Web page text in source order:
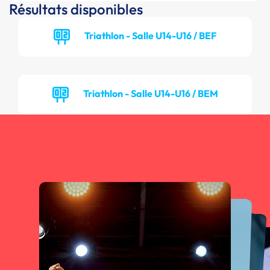
Résultats disponibles
Triathlon - Salle U14-U16 / BEF
Triathlon - Salle U14-U16 / BEM